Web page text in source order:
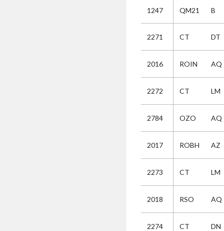
1247 QM21 B
2271 CT DT
2016 ROIN AQ
2272 CT LM
2784 OZO AQ
2017 ROBH AZ
2273 CT LM
2018 RSO AQ
2274 CT DN